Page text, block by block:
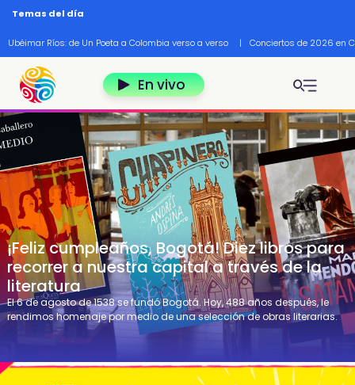
Pasar al contenido principal
Temas del día
Ubéimar Ríos: de Un Poeta a Colombia verso a verso | Conciertos de 2026 en
En vivo
¡Feliz cumpleaños, Bogotá! Diez libros para
recorrer a nuestra capital a través de la
literatura
El 6 de agosto de 1538 se fundó Bogotá. Hoy, 488 años después, le
rendimos homenaje por medio de una selección de obras literarias.